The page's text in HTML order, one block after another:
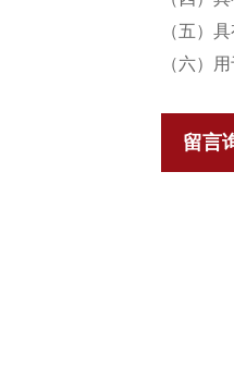
（五）
（六）
留言